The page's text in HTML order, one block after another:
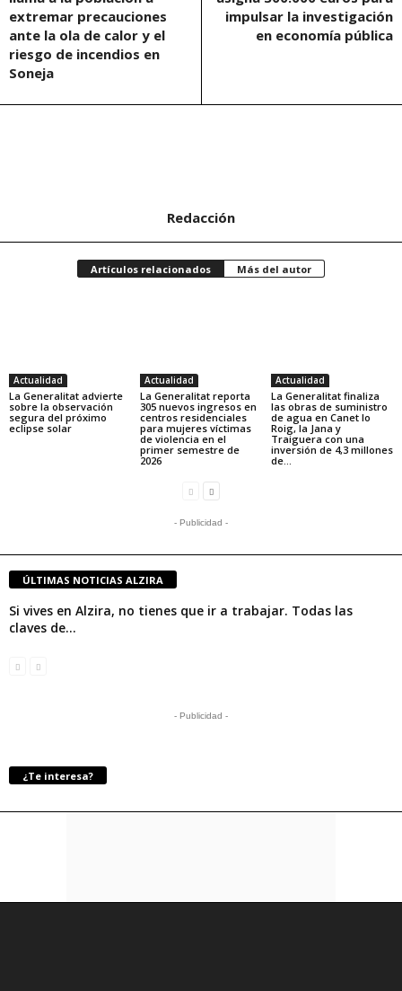
extremar precauciones
ante la ola de calor y el
riesgo de incendios en
Soneja
impulsar la investigación
en economía pública
Redacción
Artículos relacionados Más del autor
Actualidad
La Generalitat advierte
sobre la observación
segura del próximo
eclipse solar
Actualidad
La Generalitat reporta
305 nuevos ingresos en
centros residenciales
para mujeres víctimas
de violencia en el
primer semestre de
2026
Actualidad
La Generalitat finaliza
las obras de suministro
de agua en Canet lo
Roig, la Jana y
Traiguera con una
inversión de 4,3 millones
de...
- Publicidad -
ÚLTIMAS NOTICIAS ALZIRA
Si vives en Alzira, no tienes que ir a trabajar. Todas las
claves de...
- Publicidad -
¿Te interesa?